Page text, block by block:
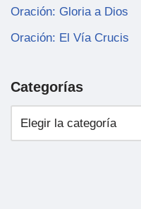
Oración: Gloria a Dios
Oración: El Vía Crucis
Categorías